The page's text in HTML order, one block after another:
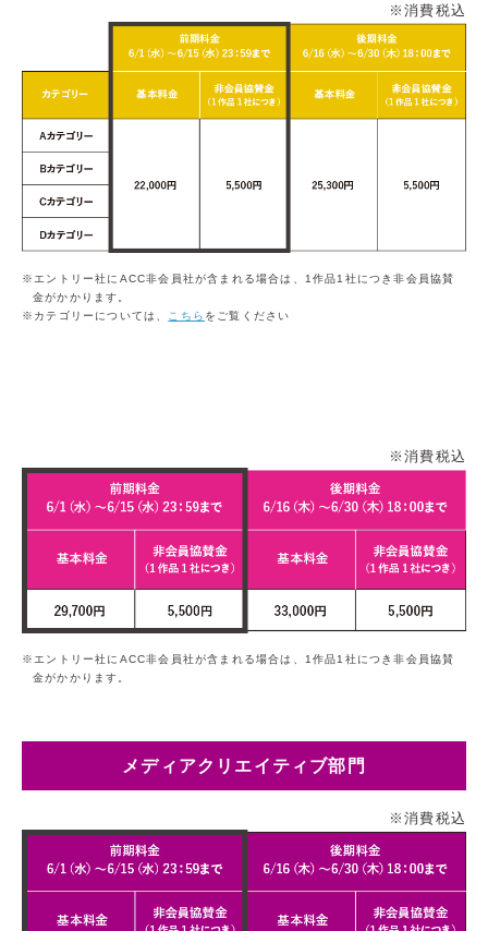
※消費税込
エントリー社にACC非会員社が含まれる場合は、1作品1社につき非会員協賛
金がかかります。
カテゴリーについては、 こちら をご覧ください
※消費税込
エントリー社にACC非会員社が含まれる場合は、1作品1社につき非会員協賛
金がかかります。
メディアクリエイティブ部門
※消費税込